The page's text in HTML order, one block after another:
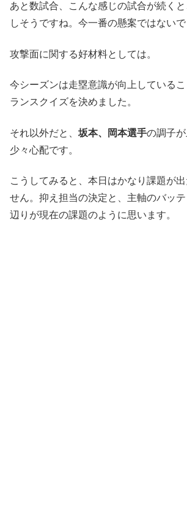
あと数試合、こんな感じの試合が続く
しそうですね。今一番の懸案ではないで
攻撃面に関する好材料としては。
今シーズンは走塁意識が向上している
ランスクイズを決めました。
それ以外だと、 坂本、岡本選手の調子
少々心配です。
こうしてみると、本日はかなり課題が
せん。抑え担当の決定と、主軸のバッ
辺りが現在の課題のように思います。